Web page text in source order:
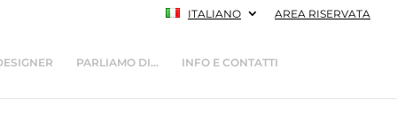
ITALIANO AREA RISERVATA
PARLIAMO DI… INFO E CONTATTI